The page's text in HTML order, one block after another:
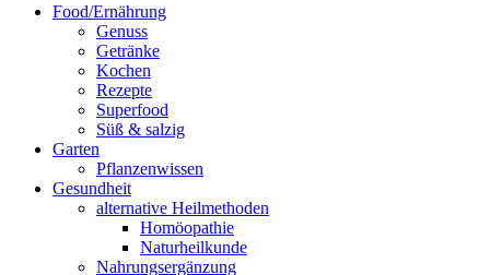
Food/Ernährung
Genuss
Getränke
Kochen
Rezepte
Superfood
Süß & salzig
Garten
Pflanzenwissen
Gesundheit
alternative Heilmethoden
Homöopathie
Naturheilkunde
Nahrungsergänzung